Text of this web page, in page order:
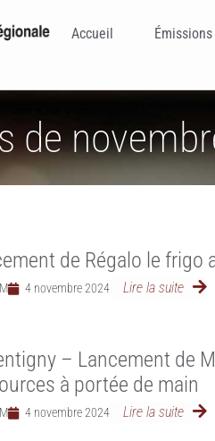
Accueil Émissions
de
de Régalo le frigo
4 novembre 2024 Lire la suite
– Lancement de
à portée de main
4 novembre 2024 Lire la suite